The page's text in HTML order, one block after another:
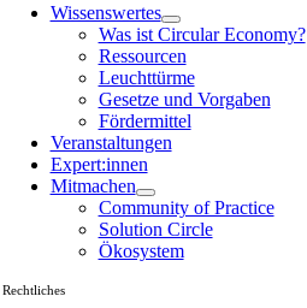
Wissenswertes
Was ist Circular Economy?
Ressourcen
Leuchttürme
Gesetze und Vorgaben
Fördermittel
Veranstaltungen
Expert:innen
Mitmachen
Community of Practice
Solution Circle
Ökosystem
Rechtliches